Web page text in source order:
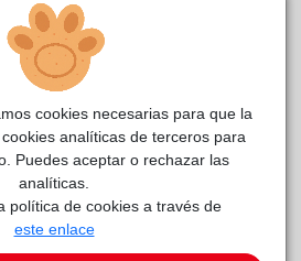
cookies necesarias para que la
analíticas de terceros para
Puedes aceptar o rechazar las
analíticas.
política de cookies a través de
este enlace